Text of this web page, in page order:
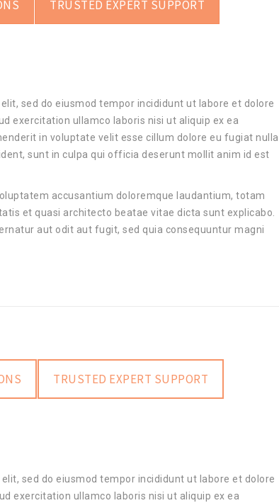
TRUSTED EXPERT SUPPORT
sed do eiusmod tempor incididunt ut labore et dolore
exercitation ullamco laboris nisi ut aliquip ex ea
in voluptate velit esse cillum dolore eu fugiat nulla
sunt in culpa qui officia deserunt mollit anim id est
accusantium doloremque laudantium, totam
et quasi architecto beatae vitae dicta sunt explicabo.
aut odit aut fugit, sed quia consequuntur magni
TRUSTED EXPERT SUPPORT
sed do eiusmod tempor incididunt ut labore et dolore
exercitation ullamco laboris nisi ut aliquip ex ea